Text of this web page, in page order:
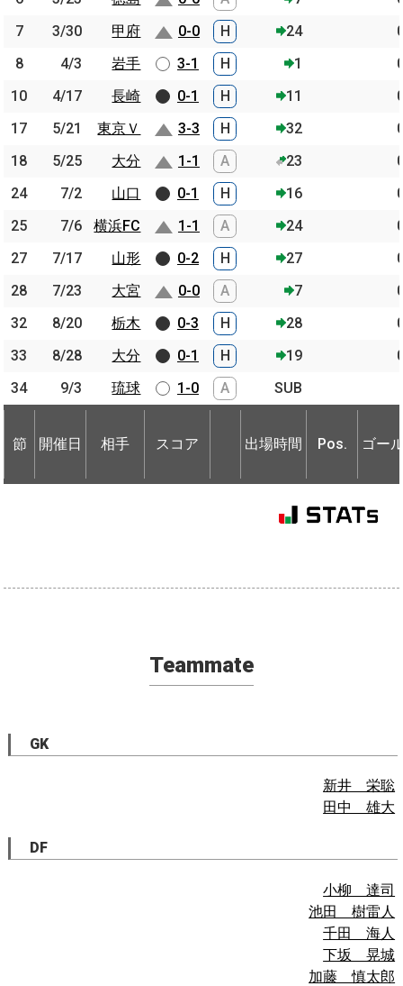
7
3/30 甲府 0-0 H 24
8
4/3 岩手 3-1 H 1
10
4/17 長崎 0-1 H 11
17
5/21 東京Ｖ 3-3 H 32
18
5/25 大分 1-1 A 23
24
7/2 山口 0-1 H 16
25
7/6 横浜FC 1-1 A 24
27
7/17 山形 0-2 H 27
28
7/23 大宮 0-0 A 7
32
8/20 栃木 0-3 H 28
33
8/28 大分 0-1 H 19
34
9/3 琉球 1-0 A SUB
節 開催日 相手 スコア 出場時間 Pos. ゴー
7
3/30
甲府
8
4/3
岩手
10
4/17
長崎
17
5/21
東京Ｖ
18
5/25
大分
24
7/2
山口
25
7/6
横浜FC
27
7/17
山形
28
7/23
大宮
32
8/20
栃木
33
8/28
大分
34
9/3 琉球
節 開催日 相手
Teammate
GK
新井 栄聡
田中 雄大
DF
小柳 達司
池田 樹雷人
千田 海人
下坂 晃城
加藤 慎太郎